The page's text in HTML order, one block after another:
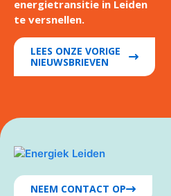
energietransitie in Leiden
te versnellen.
LEES ONZE VORIGE
NIEUWSBRIEVEN
NEEM CONTACT OP